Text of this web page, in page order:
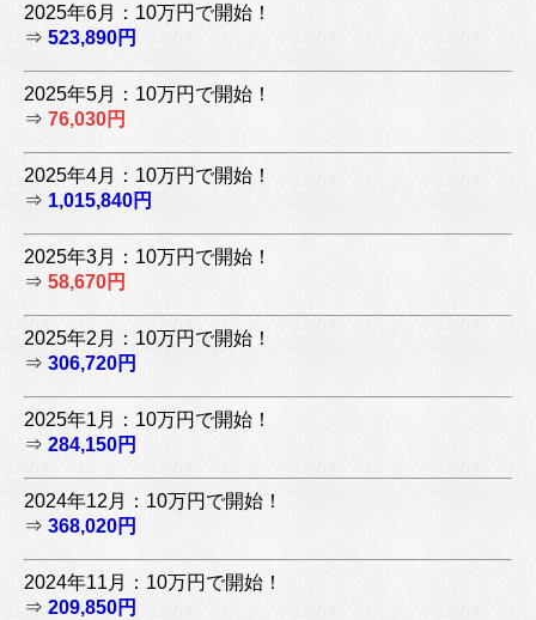
2025年6月：10万円で開始！
⇒ 523,890円
2025年5月：10万円で開始！
⇒ 76,030円
2025年4月：10万円で開始！
⇒ 1,015,840円
2025年3月：10万円で開始！
⇒ 58,670円
2025年2月：10万円で開始！
⇒ 306,720円
2025年1月：10万円で開始！
⇒ 284,150円
2024年12月：10万円で開始！
⇒ 368,020円
2024年11月：10万円で開始！
⇒ 209,850円